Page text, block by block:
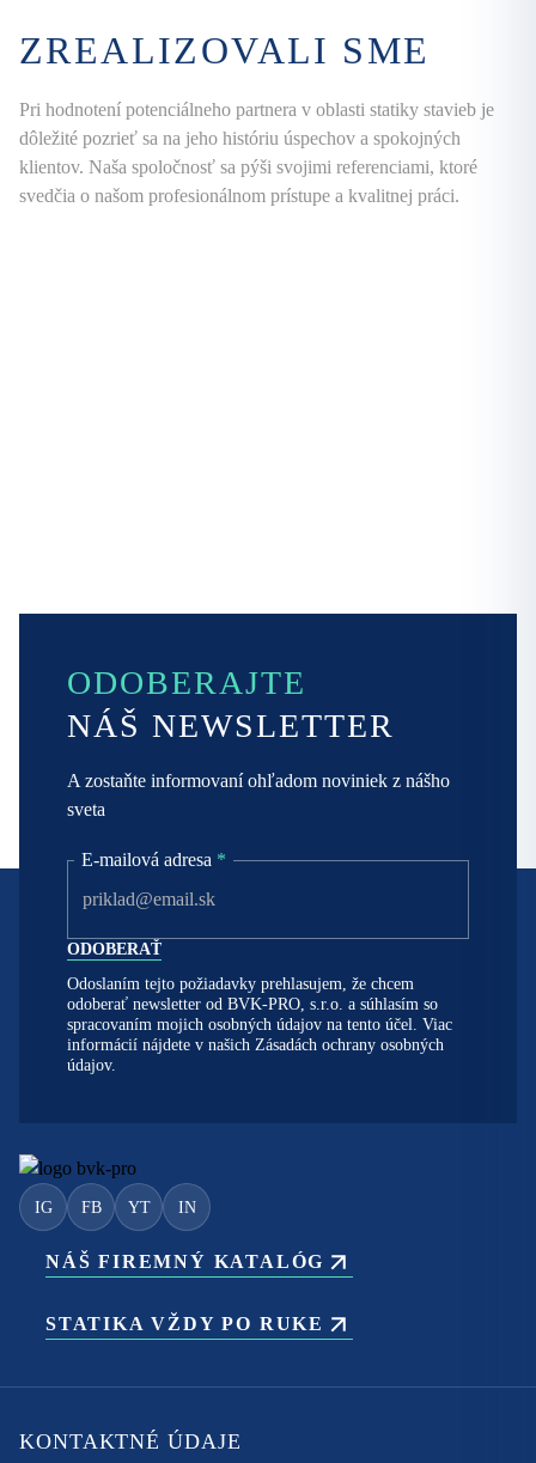
ZREALIZOVALI SME
Pri hodnotení potenciálneho partnera v oblasti statiky stavieb je
dôležité pozrieť sa na jeho históriu úspechov a spokojných
klientov. Naša spoločnosť sa pýši svojimi referenciami, ktoré
svedčia o našom profesionálnom prístupe a kvalitnej práci.
ODOBERAJTE
NÁŠ NEWSLETTER
A zostaňte informovaní ohľadom noviniek z nášho
sveta
E-mailová adresa *
Odoslaním tejto požiadavky prehlasujem, že chcem
odoberať newsletter od BVK-PRO, s.r.o. a súhlasím so
spracovaním mojich osobných údajov na tento účel. Viac
informácií nájdete v našich Zásadách ochrany osobných
údajov.
IG FB YT IN
NÁŠ FIREMNÝ KATALÓG
STATIKA VŽDY PO RUKE
KONTAKTNÉ ÚDAJE